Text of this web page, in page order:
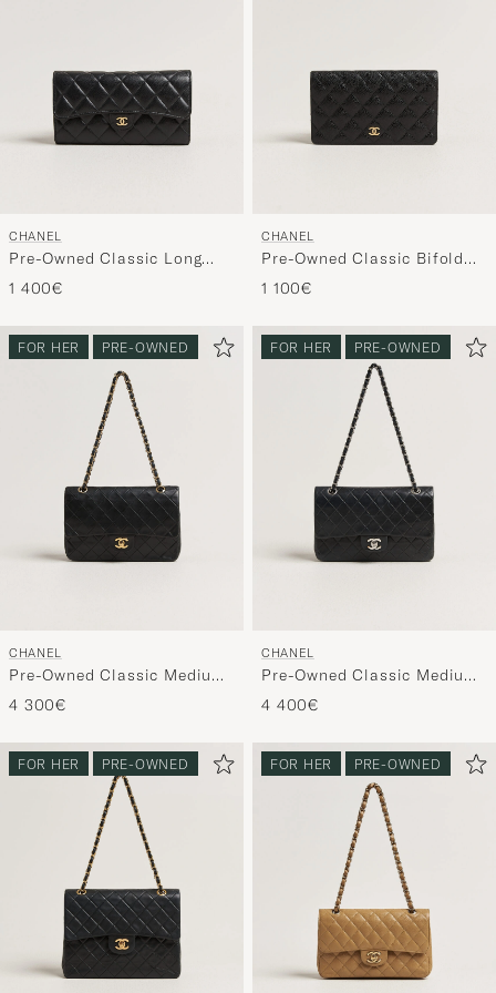
CHANEL
Pre-Owned Classic Long
Flap Wallet Caviar Leather
Black
1 400€
CHANEL
Pre-Owned Classic Bifold
Wallet Caviar Leather Black
1 100€
FOR HER PRE-OWNED
CHANEL
Pre-Owned Classic Medium
Double Flap Bag Lambskin
Black
4 300€
FOR HER PRE-OWNED
CHANEL
Pre-Owned Classic Medium
Double Flap Bag Lambskin
Black
4 400€
FOR HER PRE-OWNED FOR HER PRE-OWNED